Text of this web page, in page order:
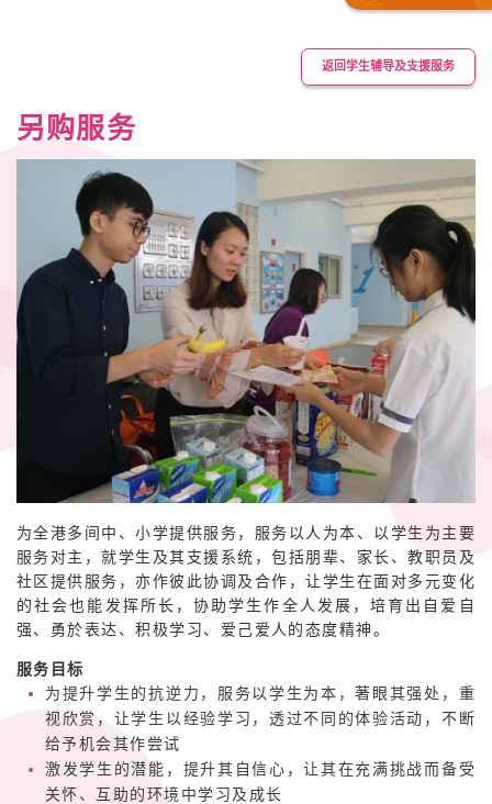
返回学生辅导及支援服务
另购服务
为全港多间中、小学提供服务，服务以人为本、以学生为主要
服务对主，就学生及其支援系统，包括朋辈、家长、教职员及
社区提供服务，亦作彼此协调及合作，让学生在面对多元变化
的社会也能发挥所长，协助学生作全人发展，培育出自爱自
强、勇於表达、积极学习、爱己爱人的态度精神。
服务目标
为提升学生的抗逆力，服务以学生为本，著眼其强处，重
视欣赏，让学生以经验学习，透过不同的体验活动，不断
给予机会其作尝试
激发学生的潜能，提升其自信心，让其在充满挑战而备受
关怀、互助的环境中学习及成长